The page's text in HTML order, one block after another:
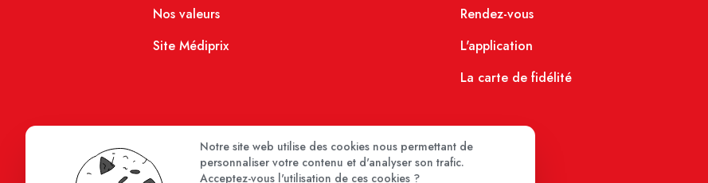
Nos valeurs
Site Médiprix
Rendez-vous
L'application
La carte de fidélité
Notre site web utilise des cookies nous permettant de
personnaliser votre contenu et d'analyser son trafic.
Acceptez-vous l'utilisation de ces cookies ?